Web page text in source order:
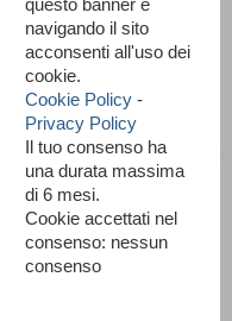
SUCCESSIVO >>
questo banner e
navigando il sito
acconsenti all'uso dei
cookie.
Cookie Policy -
Privacy Policy
Il tuo consenso ha
una durata massima
di 6 mesi.
Cookie accettati nel
consenso: nessun
consenso